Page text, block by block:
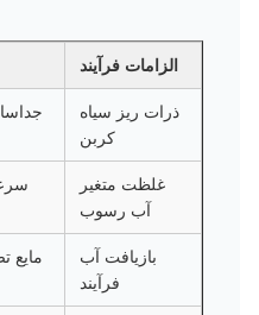
الزامات فرآیند
ذرات ریز سیاه
کربن
غلظت متغیر
آب رسوب
بازیافت آب
فرآیند
مایع